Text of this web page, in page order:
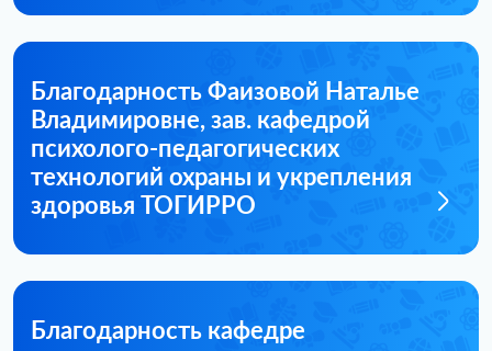
Благодарность Фаизовой Наталье
Владимировне, зав. кафедрой
психолого-педагогических
технологий охраны и укрепления
здоровья ТОГИРРО
Благодарность кафедре